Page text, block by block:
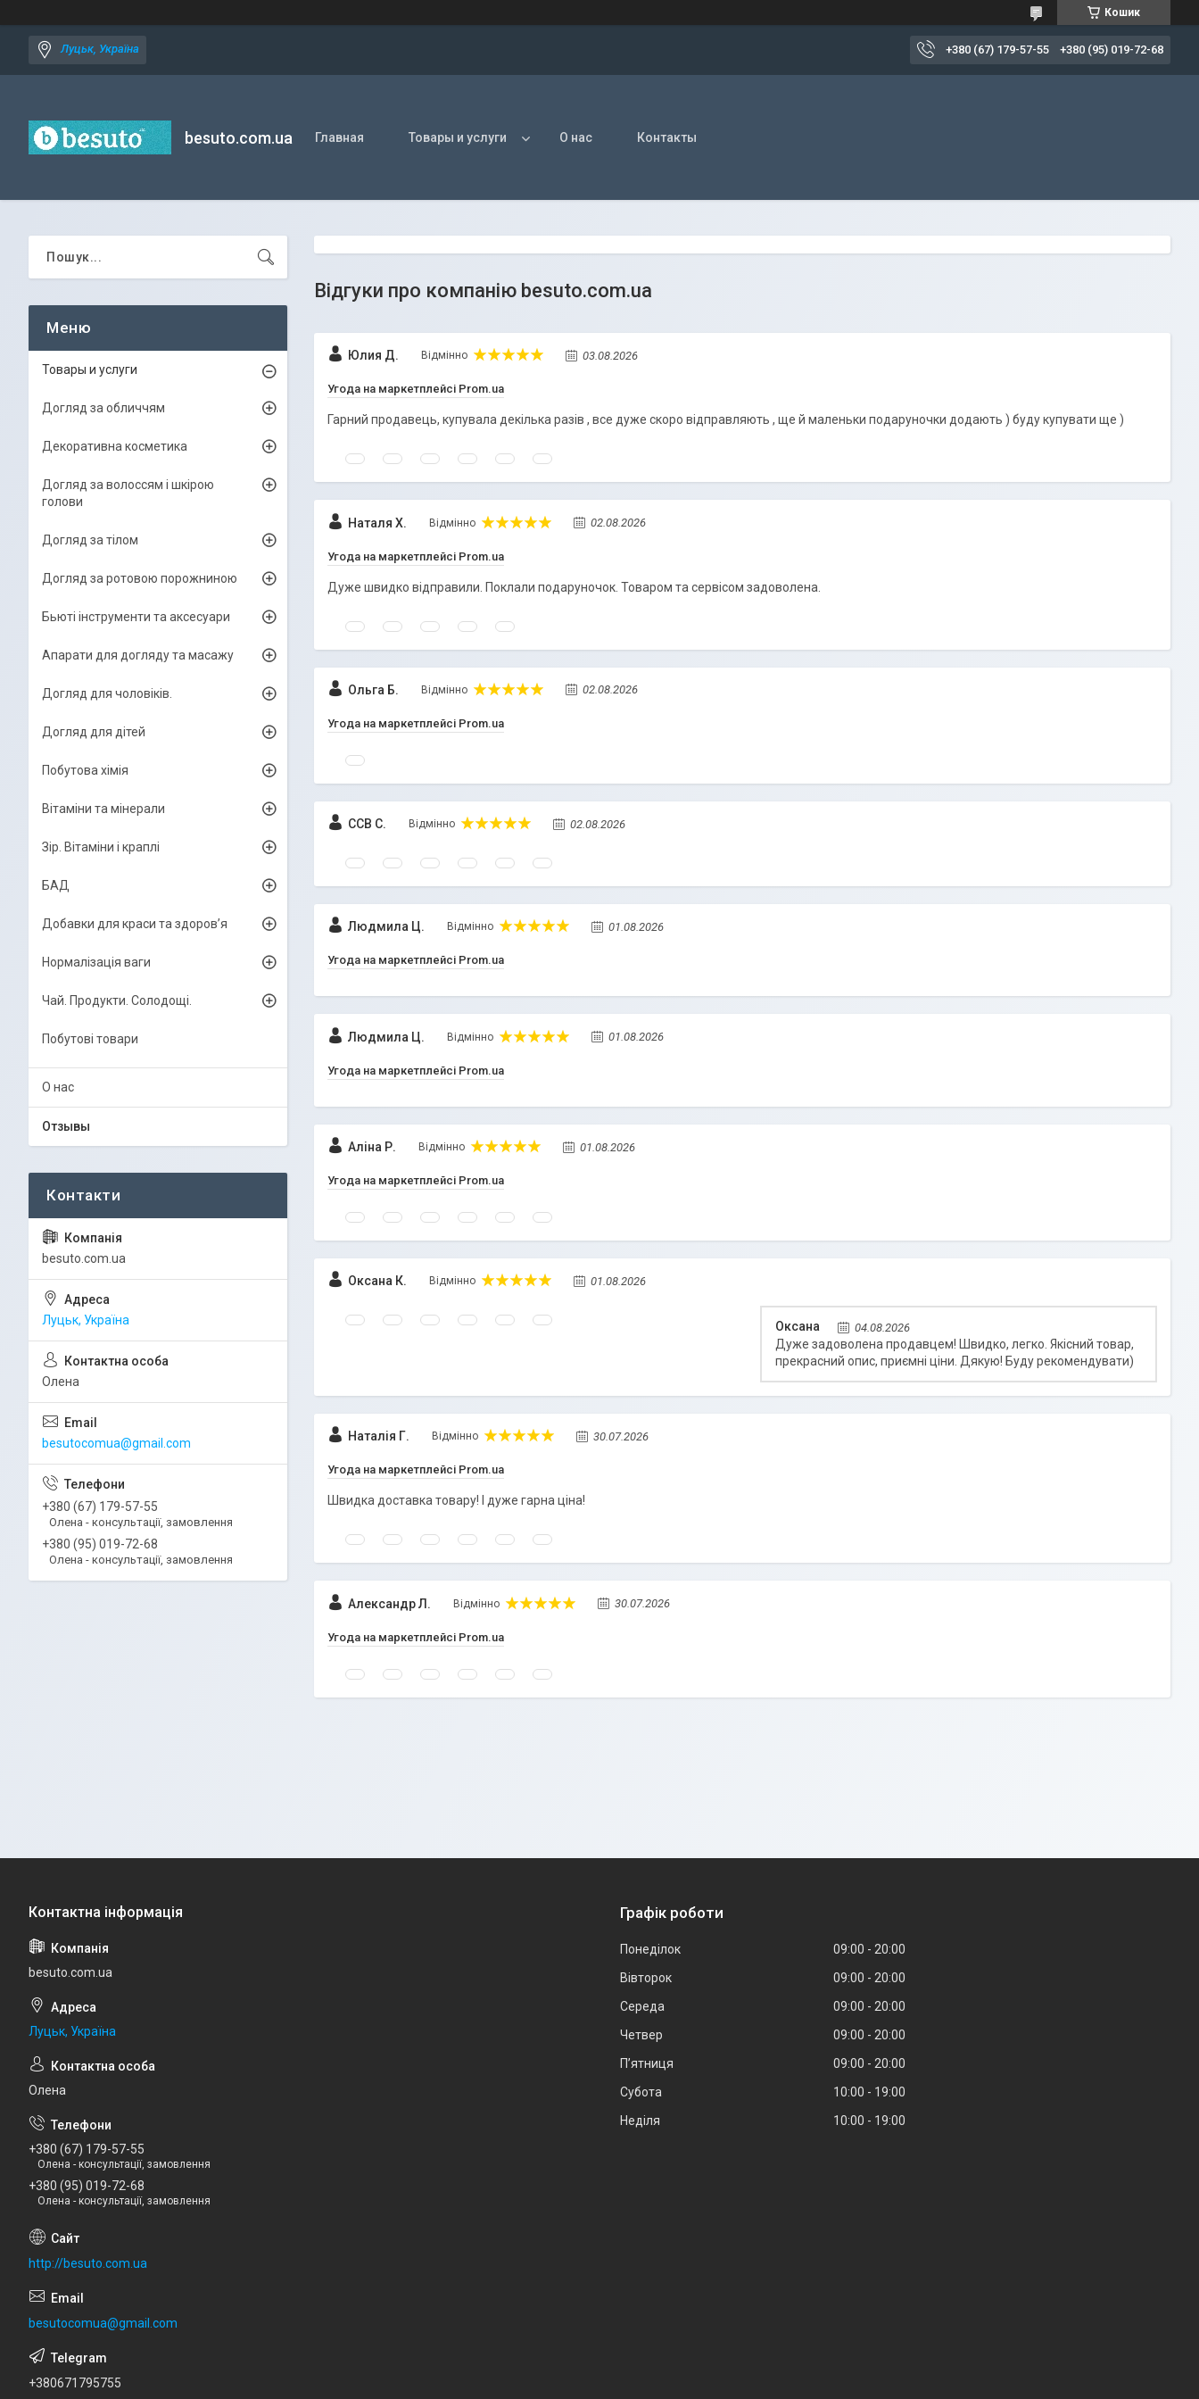
Кошик
Луцьк, Україна +380 (67) 179-57-55 +380 (95) 019-72-68
besuto.com.ua Главная Товары и услуги О нас Контакты
Відгуки про компанію besuto.com.ua
Юлия Д. Відмінно 03.08.2026
Угода на маркетплейсі Prom.ua
Гарний продавець, купувала декілька разів , все дуже скоро відправляють , ще й маленьки подаруночки додають ) буду купувати ще )
Наталя Х. Відмінно 02.08.2026
Угода на маркетплейсі Prom.ua
Дуже швидко відправили. Поклали подаруночок. Товаром та сервісом задоволена.
Ольга Б. Відмінно 02.08.2026
Угода на маркетплейсі Prom.ua
ССВ С. Відмінно 02.08.2026
Людмила Ц. Відмінно 01.08.2026
Угода на маркетплейсі Prom.ua
Людмила Ц. Відмінно 01.08.2026
Угода на маркетплейсі Prom.ua
Аліна Р. Відмінно 01.08.2026
Угода на маркетплейсі Prom.ua
Оксана К. Відмінно 01.08.2026
Оксана 04.08.2026
Дуже задоволена продавцем! Швидко, легко. Якісний товар,
прекрасний опис, приємні ціни. Дякую! Буду рекомендувати)
Наталія Г. Відмінно 30.07.2026
Угода на маркетплейсі Prom.ua
Швидка доставка товару! І дуже гарна ціна!
Александр Л. Відмінно 30.07.2026
Угода на маркетплейсі Prom.ua
Товары и услуги
Догляд за обличчям
Декоративна косметика
Догляд за волоссям і шкірою
голови
Догляд за тілом
Догляд за ротовою порожниною
Бьюті інструменти та аксесуари
Апарати для догляду та масажу
Догляд для чоловіків.
Догляд для дітей
Побутова хімія
Вітаміни та мінерали
Зір. Вітаміни і краплі
БАД
Добавки для краси та здоров’я
Нормалізація ваги
Чай. Продукти. Солодощі.
Побутові товари
О нас
Отзывы
besuto.com.ua
Луцьк, Україна
Олена
besutocomua@gmail.com
+380 (67) 179-57-55
Олена - консультації, замовлення
+380 (95) 019-72-68
Олена - консультації, замовлення
besuto.com.ua
Луцьк, Україна
Олена
+380 (67) 179-57-55
Олена - консультації, замовлення
+380 (95) 019-72-68
Олена - консультації, замовлення
http://besuto.com.ua
besutocomua@gmail.com
+380671795755
Графік роботи
Понеділок 09:00
20:00
Вівторок
09:00
20:00
Середа
09:00
20:00
Четвер
09:00
20:00
Пʼятниця
09:00
20:00
Субота
10:00
19:00
Неділя
10:00 19:00